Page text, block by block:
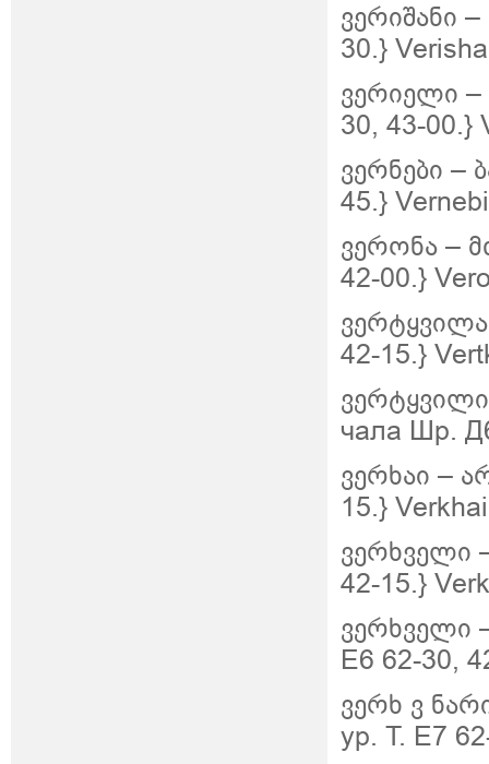
ვერიშანი –
30.}
ვერიელი –
30, 43-00.}
ვერნები –
45.} Vernebi
ვერონა –
42-00.}
ვერტყვილა
42-15.}
чала Шр.
ვერხაი –
15.} Verkhai
ვერხველი
42-15.}
ვერხველი
Е6 62-30,
ვერხ ვ
ур. Т. Е7